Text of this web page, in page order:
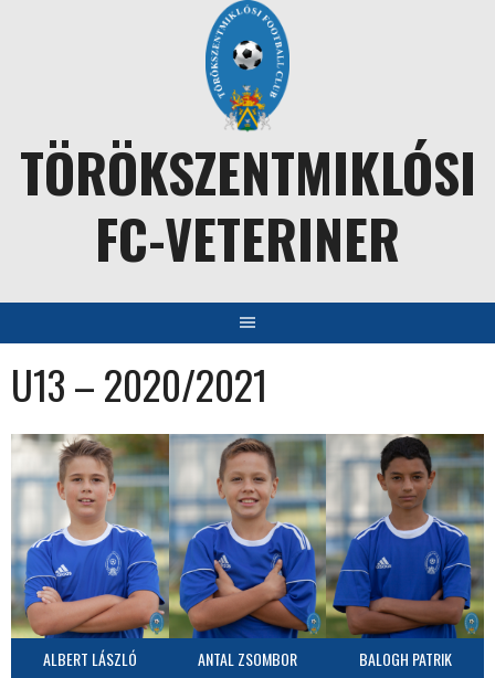
TÖRÖKSZENTMIKLÓSI
FC-VETERINER
U13 – 2020/2021
ALBERT LÁSZLÓ ANTAL ZSOMBOR BALOGH PATRIK